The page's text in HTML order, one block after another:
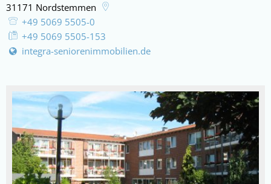
31171 Nordstemmen
+49 5069 5505-0
+49 5069 5505-153
integra-seniorenimmobilien.de